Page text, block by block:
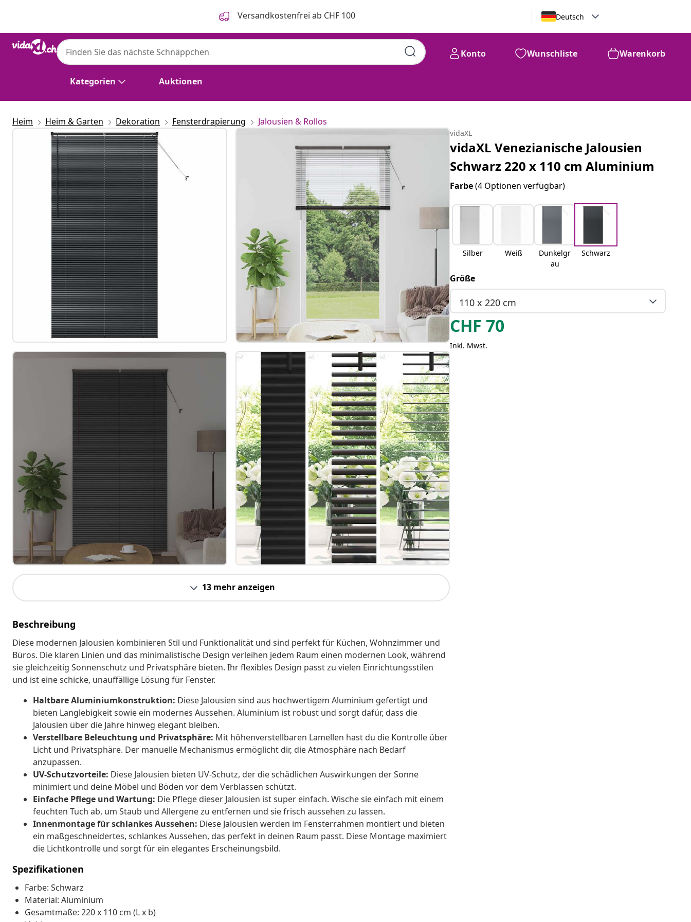
Versandkostenfrei ab CHF 100 Deutsch
Kategorien Auktionen
Konto Wunschliste Warenkorb
Heim Heim & Garten Dekoration Fensterdrapierung Jalousien & Rollos
13 mehr anzeigen
Beschreibung
Diese modernen Jalousien kombinieren Stil und Funktionalität und sind perfekt für Küchen, Wohnzimmer und
Büros. Die klaren Linien und das minimalistische Design verleihen jedem Raum einen modernen Look, während
sie gleichzeitig Sonnenschutz und Privatsphäre bieten. Ihr flexibles Design passt zu vielen Einrichtungsstilen
und ist eine schicke, unauffällige Lösung für Fenster.
Haltbare Aluminiumkonstruktion: Diese Jalousien sind aus hochwertigem Aluminium gefertigt und
bieten Langlebigkeit sowie ein modernes Aussehen. Aluminium ist robust und sorgt dafür, dass die
Jalousien über die Jahre hinweg elegant bleiben.
Verstellbare Beleuchtung und Privatsphäre: Mit höhenverstellbaren Lamellen hast du die Kontrolle über
Licht und Privatsphäre. Der manuelle Mechanismus ermöglicht dir, die Atmosphäre nach Bedarf
anzupassen.
UV-Schutzvorteile: Diese Jalousien bieten UV-Schutz, der die schädlichen Auswirkungen der Sonne
minimiert und deine Möbel und Böden vor dem Verblassen schützt.
Einfache Pflege und Wartung: Die Pflege dieser Jalousien ist super einfach. Wische sie einfach mit einem
feuchten Tuch ab, um Staub und Allergene zu entfernen und sie frisch aussehen zu lassen.
Innenmontage für schlankes Aussehen: Diese Jalousien werden im Fensterrahmen montiert und bieten
ein maßgeschneidertes, schlankes Aussehen, das perfekt in deinen Raum passt. Diese Montage maximiert
die Lichtkontrolle und sorgt für ein elegantes Erscheinungsbild.
Spezifikationen
Farbe: Schwarz
Material: Aluminium
Gesamtmaße: 220 x 110 cm (L x b)
vidaXL
vidaXL Venezianische Jalousien
Schwarz 220 x 110 cm Aluminium
Farbe(4 Optionen verfügbar)
Silber Weiß
Dunkelgr
au
Schwarz
Größe
110 x 220 cm
CHF 70
Inkl. Mwst.